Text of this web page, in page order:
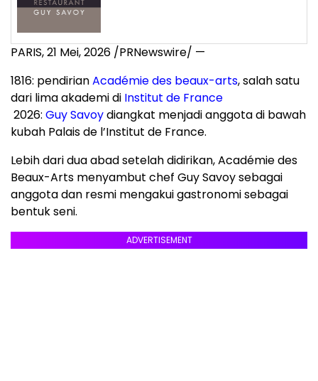
PARIS,21 Mei, 2026 /PRNewswire/ —
1816: pendirianAcadémie des beaux-arts, salah satu
dari lima akademi di Institut de France
2026: Guy Savoydiangkat menjadi anggota di bawah
kubah Palais de l’Institut de France.
Lebih dari dua abad setelah didirikan, Académie des
Beaux-Arts menyambut chef Guy Savoy sebagai
anggota dan resmi mengakui gastronomi sebagai
bentuk seni.
ADVERTISEMENT